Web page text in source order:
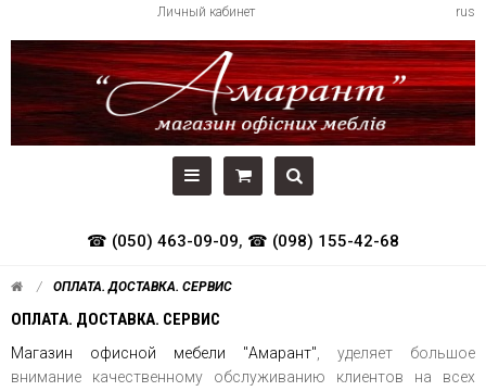
rus
Личный кабинет
☎ (050) 463-09-09, ☎ (098) 155-42-68
ОПЛАТА. ДОСТАВКА. СЕРВИС
ОПЛАТА. ДОСТАВКА. СЕРВИС
Магазин офисной мебели "Амарант" , уделяет большое
внимание качественному обслуживанию клиентов на всех